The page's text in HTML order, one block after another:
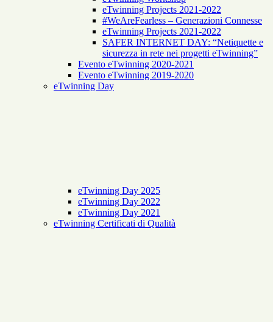
eTwinning Projects 2021-2022
#WeAreFearless – Generazioni Connesse
eTwinning Projects 2021-2022
SAFER INTERNET DAY: “Netiquette e
sicurezza in rete nei progetti eTwinning”
Evento eTwinning 2020-2021
Evento eTwinning 2019-2020
eTwinning Day
eTwinning Day 2025
eTwinning Day 2022
eTwinning Day 2021
eTwinning Certificati di Qualità